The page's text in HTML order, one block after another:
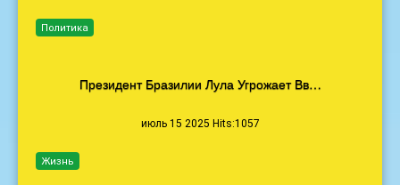
Президент Бразилии Лула Угрожает Вв…
июль 15 2025 Hits:1057
Политика
Жизнь